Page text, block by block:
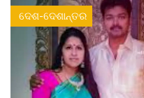
ଦେଶ-ଦେଶାନ୍ତର